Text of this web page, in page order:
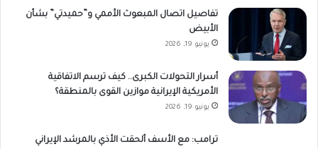
تفاصيل اتصال المبعوث الأممي و”حميدتي” بشأن
الأبيض
يونيو 19, 2026
أسرار التحولات الكبرى.. كيف ترسم الاتفاقية
الأمريكية الإيرانية موازين القوى بالمنطقة؟
يونيو 19, 2026
ترامب: مع الأسف ألحقت الأذي بالمرشد الإيراني